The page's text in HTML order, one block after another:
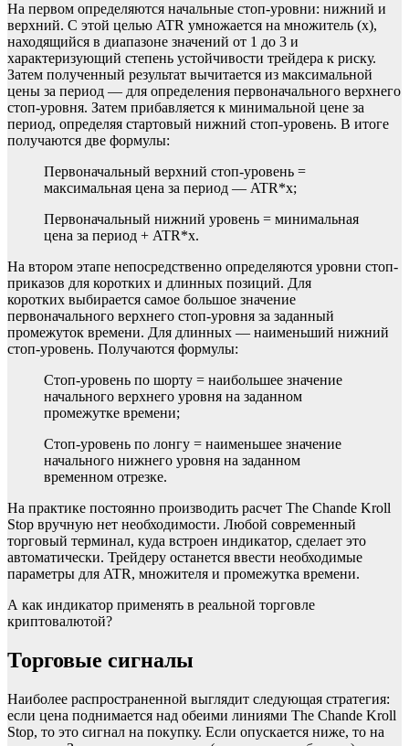
На первом определяются начальные стоп-уровни: нижний и
верхний. С этой целью ATR умножается на множитель (x),
находящийся в диапазоне значений от 1 до 3 и
характеризующий степень устойчивости трейдера к риску.
Затем полученный результат вычитается из максимальной
цены за период — для определения первоначального верхнего
стоп-уровня. Затем прибавляется к минимальной цене за
период, определяя стартовый нижний стоп-уровень. В итоге
получаются две формулы:
Первоначальный верхний стоп-уровень =
максимальная цена за период — ATR*x;
Первоначальный нижний уровень = минимальная
цена за период + ATR*x.
На втором этапе непосредственно определяются уровни стоп-
приказов для коротких и длинных позиций. Для
коротких выбирается самое большое значение
первоначального верхнего стоп-уровня за заданный
промежуток времени. Для длинных — наименьший нижний
стоп-уровень. Получаются формулы:
Стоп-уровень по шорту = наибольшее значение
начального верхнего уровня на заданном
промежутке времени;
Стоп-уровень по лонгу = наименьшее значение
начального нижнего уровня на заданном
временном отрезке.
На практике постоянно производить расчет The Chande Kroll
Stop вручную нет необходимости. Любой современный
торговый терминал, куда встроен индикатор, сделает это
автоматически. Трейдеру останется ввести необходимые
параметры для ATR, множителя и промежутка времени.
А как индикатор применять в реальной торговле
криптовалютой?
Торговые сигналы
Наиболее распространенной выглядит следующая стратегия:
если цена поднимается над обеими линиями The Chande Kroll
Stop, то это сигнал на покупку. Если опускается ниже, то на